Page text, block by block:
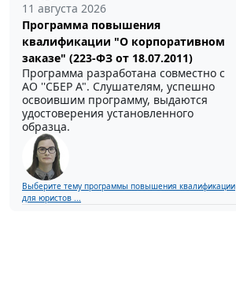
11 августа 2026
Программа повышения
квалификации "О корпоративном
заказе" (223-ФЗ от 18.07.2011)
Программа разработана совместно с
АО ''СБЕР А". Слушателям, успешно
освоившим программу, выдаются
удостоверения установленного
образца.
Выберите тему программы повышения квалификации
для юристов ...